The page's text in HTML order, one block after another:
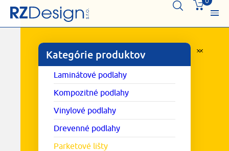
Kategórie produktov
Laminátové podlahy
Kompozitné podlahy
Vinylové podlahy
Drevenné podlahy
Parketové lišty